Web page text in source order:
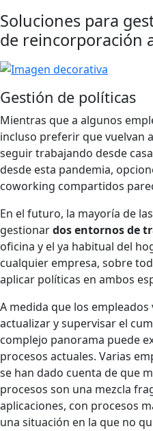
Soluciones para
de reincorporación
Gestión de políticas
Mientras que a algunos
incluso preferir que vuelvan
seguir trabajando desde
desde esta pandemia,
coworking compartidos
En el futuro, la mayoría de
gestionardos entornos de
oficina y el ya habitual del
cualquier empresa, sobre
aplicar políticas en ambos
A medida que los
actualizar y supervisar el
complejo panorama puede
procesos actuales. Varias
se han dado cuenta de que
procesos son una mezcla
aplicaciones, con procesos
una situación en la que no